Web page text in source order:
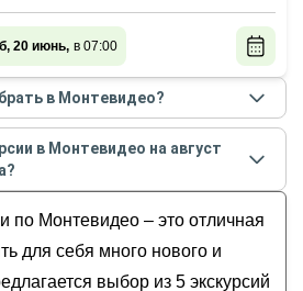
20 июнь, в 07:00
в Монтевидео?
экскурсиив Монтевидеов
2026года:
Пириаполис и
знакомство со страной
в Монтевидео на август
от 200до 599 USD
по Монтевидео – это отличная
для себя много нового и
выбор из 5 экскурсий